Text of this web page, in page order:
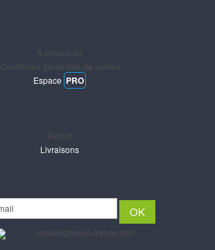
A propos de
Conditions générales de ventes
Espace PRO
Retour
Livraisons
contact@livolo-france.com